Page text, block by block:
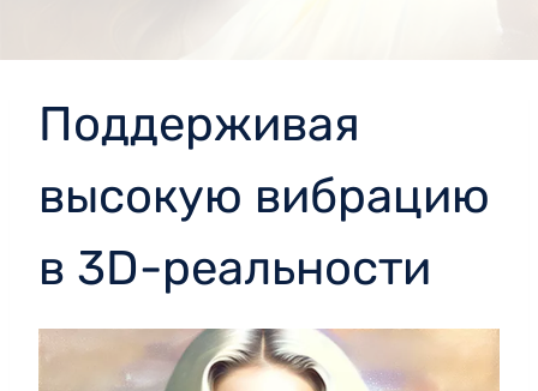
Поддерживая
высокую вибрацию
в 3D-реальности